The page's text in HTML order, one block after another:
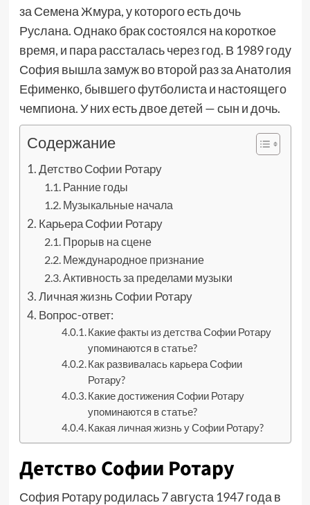
за Семена Жмура, у которого есть дочь
Руслана. Однако брак состоялся на короткое
время, и пара рассталась через год. В 1989 году
София вышла замуж во второй раз за Анатолия
Ефименко, бывшего футболиста и настоящего
чемпиона. У них есть двое детей — сын и дочь.
Содержание
Детство Софии Ротару
Ранние годы
Музыкальные начала
Карьера Софии Ротару
Прорыв на сцене
Международное признание
Активность за пределами музыки
Личная жизнь Софии Ротару
Вопрос-ответ:
Какие факты из детства Софии Ротару
упоминаются в статье?
Как развивалась карьера Софии
Ротару?
Какие достижения Софии Ротару
упоминаются в статье?
Какая личная жизнь у Софии Ротару?
Детство Софии Ротару
София Ротару родилась 7 августа 1947 года в